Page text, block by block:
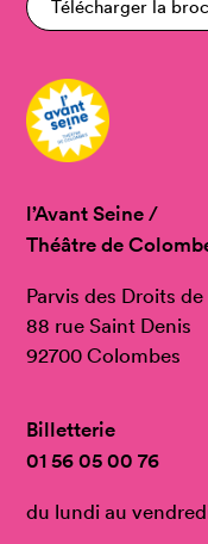
Télécharger la
l’Avant Seine /
Théâtre de
Parvis des Droits
88 rue Saint Denis
92700 Colombes
Billetterie
01 56 05 00 76
du lundi au